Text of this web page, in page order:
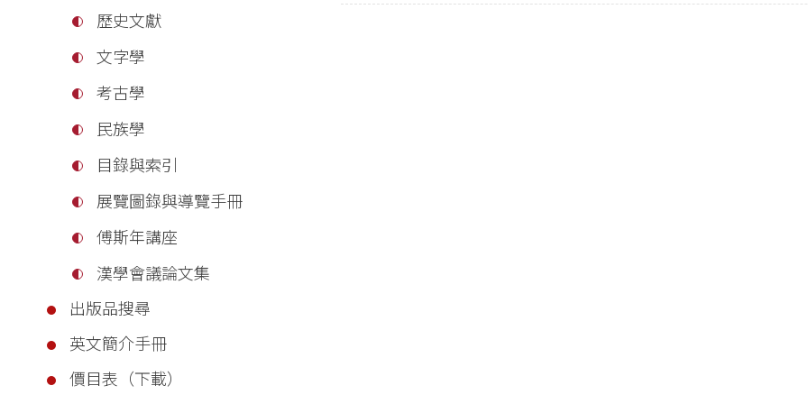
歷史文獻
文字學
考古學
民族學
目錄與索引
展覽圖錄與導覽手冊
傅斯年講座
漢學會議論文集
出版品搜尋
英文簡介手冊
價目表（下載）